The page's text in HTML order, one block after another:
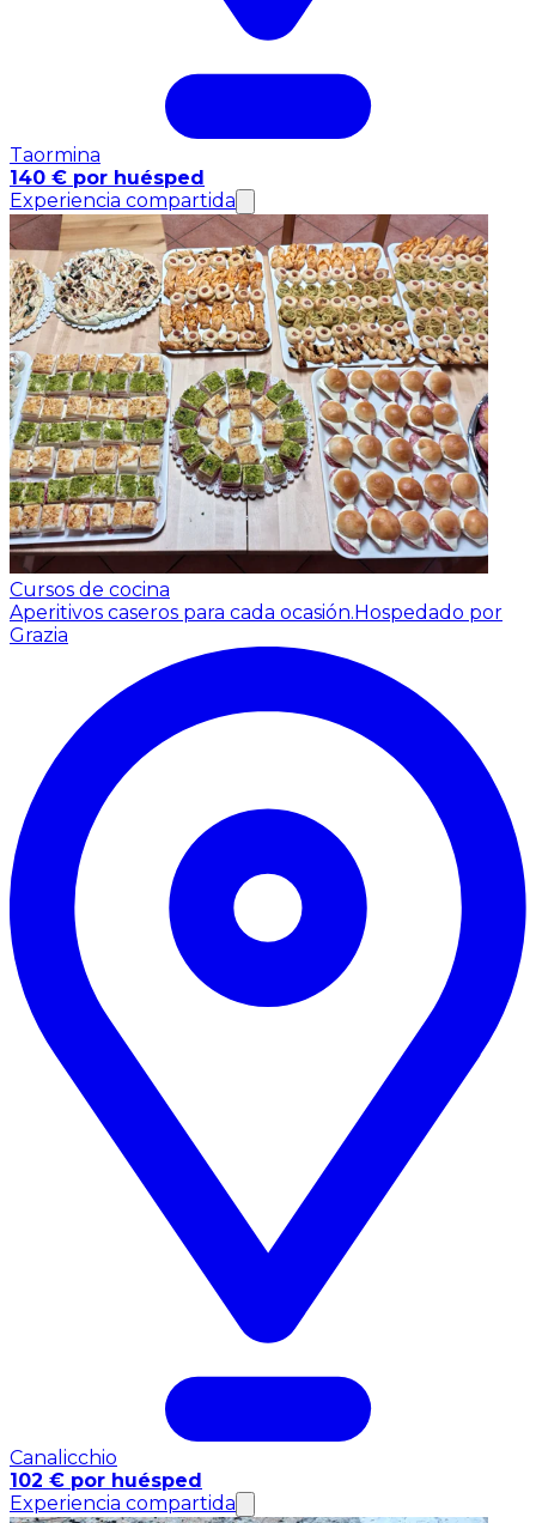
Taormina
140 € por huésped
Experiencia compartida
Cursos de cocina
Aperitivos caseros para cada ocasión.Hospedado por
Grazia
Canalicchio
102 € por huésped
Experiencia compartida